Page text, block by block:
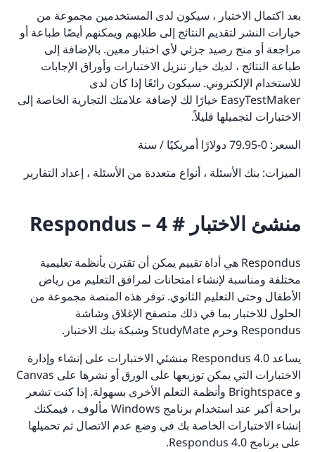
بعد اكتمال الاختبار ، سيكون لدى المستخدمين مجموعة من
خيارات النشر لتقديم النتائج إلى طلابهم ويمكنهم أيضًا طباعة أو
مراجعة أو منح رصيد جزئي لأي اختبار معين. بالإضافة إلى
طباعة النتائج ، لديك خيار تنزيل الاختبارات وأوراق الإجابات
للاستخدام الإلكتروني. سيكون رائعًا إذا كان لدى
EasyTestMaker خيارًا لك لإضافة علامتك التجارية الخاصة إلى
الاختبارات لتجميلها قليلاً.
السعر: 0-79.95 دولارًا أمريكيًا / سنة
الميزات: بنك الأسئلة ، أنواع متعددة من الأسئلة ، إعداد التقارير
منشئ الاختبار # 4 – Respondus
Respondus هي أداة تقييم يمكن أن تقترن بأنظمة تعليمية
مختلفة ومناسبة لإنشاء امتحانات لمرافق التعليم من رياض
الأطفال وحتى التعليم الثانوي. توفر هذه المنصة مجموعة من
الحلول للاختبار بما في ذلك متصفح الإغلاق وشاشة
Respondus وحرم StudyMate وشبكة بنك الاختبار.
يساعد Respondus 4.0 منشئي الاختبارات على إنشاء وإدارة
الاختبارات التي يمكن توزيعها على الورق أو نشرها على Canvas
و Brightspace وأنظمة التعلم الأخرى بسهولة. إذا كنت تشعر
براحة أكبر عند استخدام برنامج Windows مألوف ، فيمكنك
إنشاء الاختبارات الخاصة بك في وضع عدم الاتصال ثم تحميلها
على برنامج Respondus 4.0.